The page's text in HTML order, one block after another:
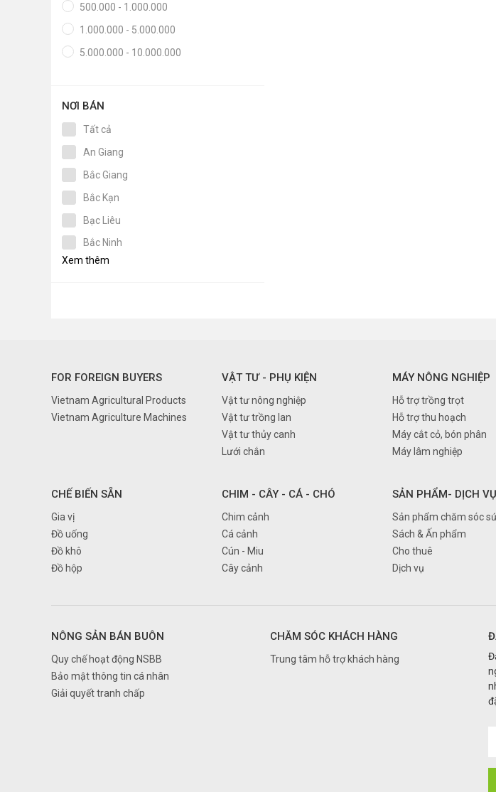
500.000 - 1.000.000
1.000.000 - 5.000.000
5.000.000 - 10.000.000
NƠI BÁN
Tất cả
An Giang
Bắc Giang
Bắc Kạn
Bạc Liêu
Bắc Ninh
Bến Tre
Cà Mau
Cần Thơ
Cao Bằng
Đắk Nông
Đồng Nai
Hà Nam
Hà Tĩnh
Hải Dương
Xem thêm
FOR FOREIGN BUYERS
Vietnam Agricultural Products
Vietnam Agriculture Machines
VẬT TƯ - PHỤ KIỆN
Vật tư nông nghiệp
Vật tư trồng lan
Vật tư thủy canh
Lưới chắn
MÁY NÔNG NGHIỆP
Hỗ trợ trồng trọt
Hỗ trợ thu hoạch
Máy cắt cỏ, bón phân
Máy lâm nghiệp
CHẾ BIẾN SẴN
Gia vị
Đồ uống
Đồ khô
Đồ hộp
CHIM - CÂY - CÁ - CHÓ
Chim cảnh
Cá cảnh
Cún - Miu
Cây cảnh
SẢN PHẨM- DỊCH
Sản phẩm chăm sóc
Sách & Ấn phẩm
Cho thuê
Dịch vụ
NÔNG SẢN BÁN BUÔN
Quy chế hoạt động NSBB
Bảo mật thông tin cá nhân
Giải quyết tranh chấp
CHĂM SÓC KHÁCH HÀNG
Trung tâm hỗ trợ khách hàng